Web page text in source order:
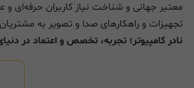
معتبر جهانی و شناخت نیاز کاربران حرفه‌ای و
تجهیزات و راهکارهای صدا و تصویر به
نادر کامپیوتر؛ تجربه، تخصص و اعتماد در